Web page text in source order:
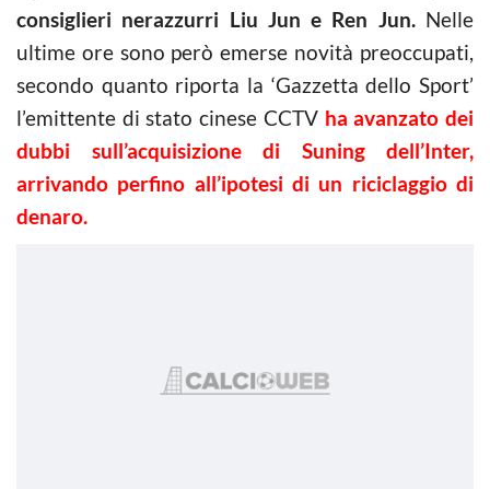
consiglieri nerazzurri Liu Jun e Ren Jun.Nelle
ultime ore sono però emerse novità preoccupati,
secondo quanto riporta la ‘Gazzetta dello Sport’
l’emittente di stato cinese CCTVha avanzato dei
dubbi sull’acquisizione di Suning dell’Inter,
arrivando perfino all’ipotesi di un riciclaggio di
denaro.